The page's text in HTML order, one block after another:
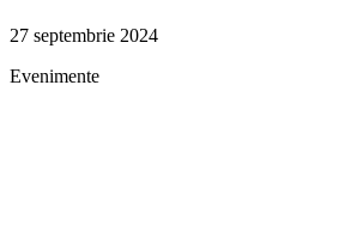
27 septembrie 2024
Evenimente